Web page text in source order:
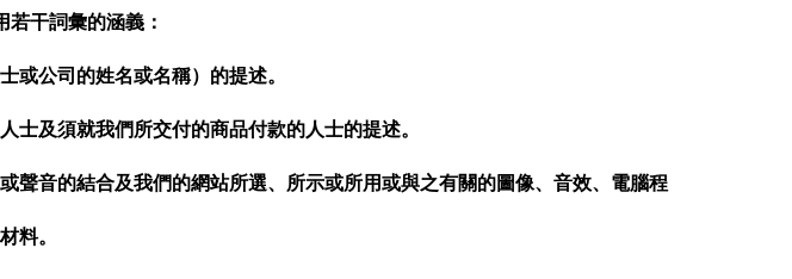
干詞彙的涵義：
或公司的姓名或名稱）的提述。
及須就我們所交付的商品付款的人士的提述。
音的結合及我們的網站所選、所示或所用或與之有關的圖像、音效、電腦程
料。